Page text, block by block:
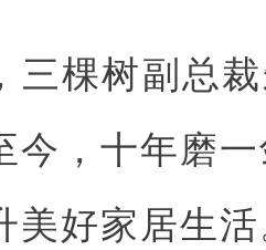
三棵树副总
今，十年磨
美好家居生